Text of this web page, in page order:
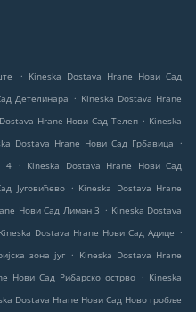
. Kineska Dostava Hrane Нови Сад
Детелинара . Kineska Dostava Hrane
Hrane Нови Сад Телеп . Kineska
Dostava Hrane Нови Сад Грбавица
.
4
. Kineska Dostava Hrane Нови Сад
Југовићево . Kineska Dostava Hrane
Нови Сад Лиман 3 . Kineska Dostava
Kineska Dostava Hrane Нови Сад Адице .
зона југ . Kineska Dostava Hrane
Нови Сад Рибарско острво . Kineska
Dostava Hrane Нови Сад Ново гробље